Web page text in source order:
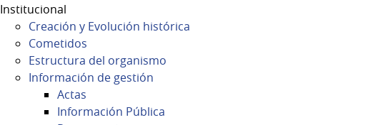
Institucional
Creación y Evolución histórica
Cometidos
Estructura del organismo
Información de gestión
Actas
Información Pública